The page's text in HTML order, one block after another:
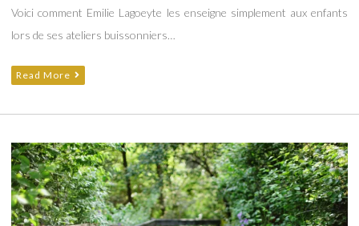
Voici comment Emilie Lagoeyte les enseigne simplement aux enfants
lors de ses ateliers buissonniers…
Read More